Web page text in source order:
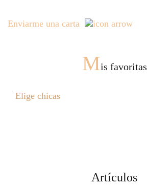
Enviarme una carta
Mis favoritas
Elige chicas
Artículos